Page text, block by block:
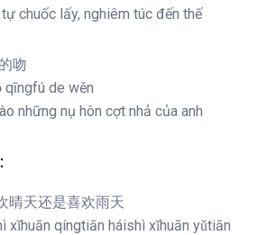
chuốc lấy, nghiêm túc đến thế
吻
qīngfú de wěn
những nụ hôn cợt nhả của anh
晴天还是喜欢雨天
xǐhuān qíngtiān háishì xǐhuān yǔtiān